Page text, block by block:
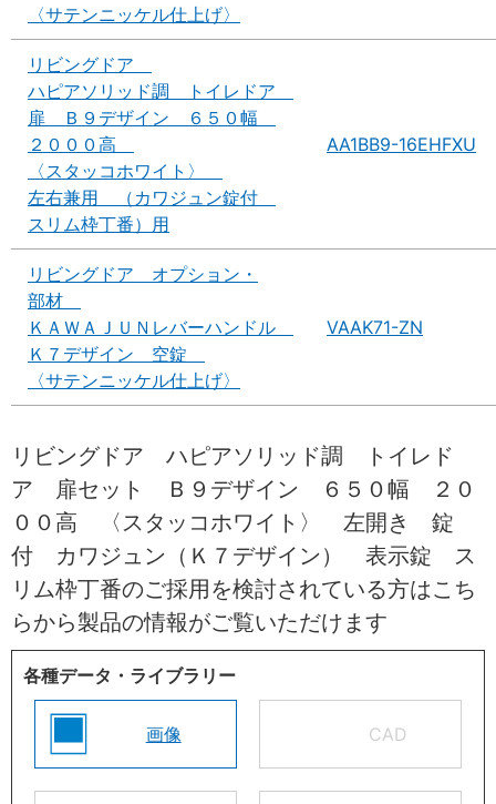
〈サテンニッケル仕上げ〉
リビングドア
ハピアソリッド調 トイレドア
扉 Ｂ９デザイン ６５０幅
２０００高
〈スタッコホワイト〉
左右兼用 （カワジュン錠付
スリム枠丁番）用
AA1BB9-16EHFXU
リビングドア オプション・
部材
ＫＡＷＡＪＵＮレバーハンドル
Ｋ７デザイン 空錠
〈サテンニッケル仕上げ〉
VAAK71-ZN
リビングドア ハピアソリッド調 トイレド
ア 扉セット Ｂ９デザイン ６５０幅 ２０
００高 〈スタッコホワイト〉 左開き 錠
付 カワジュン（Ｋ７デザイン） 表示錠 ス
リム枠丁番のご採用を検討されている方はこち
らから製品の情報がご覧いただけます
各種データ・ライブラリー
画像 CAD